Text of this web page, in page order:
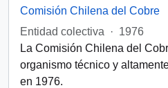
Comisión Chilena del Cobre
Entidad colectiva
· 1976
La Comisión Chilena del
organismo técnico y
en 1976.​